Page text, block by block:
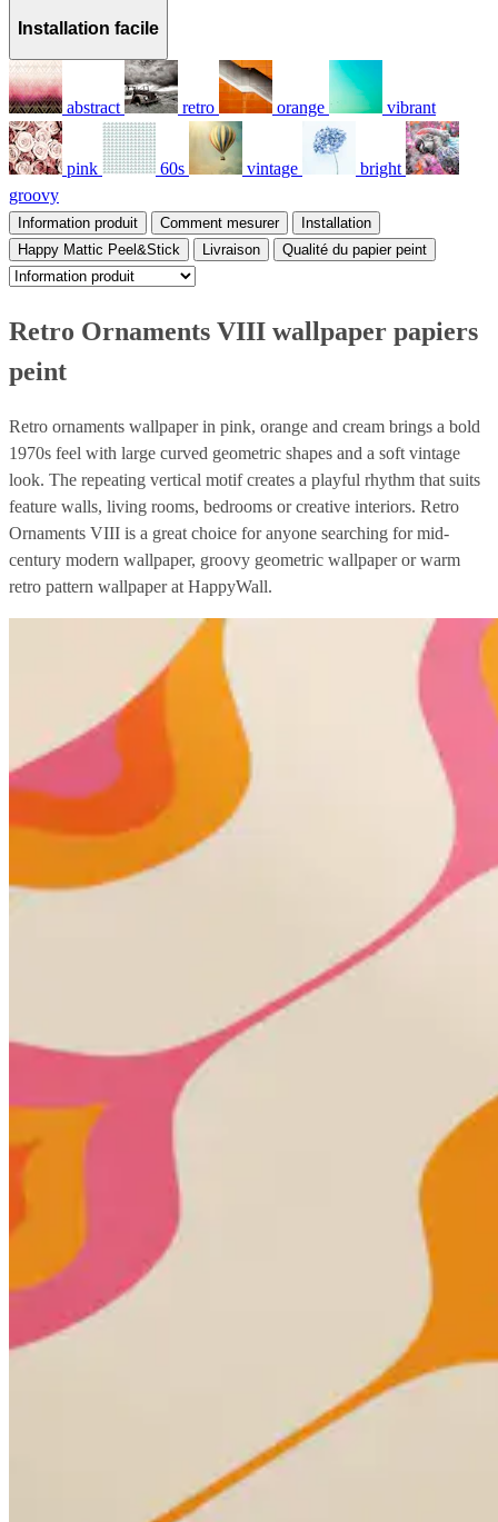
Installation facile
abstract retro orange vibrant
pink 60s vintage
bright
groovy
Information produit Comment mesurer
Installation
Happy Mattic Peel&Stick
Livraison Qualité du papier peint
Retro Ornaments VIII wallpaper papiers
peint
Retro ornaments wallpaper in pink, orange and cream brings a bold
1970s feel with large curved geometric shapes and a soft vintage
look. The repeating vertical motif creates a playful rhythm that suits
feature walls, living rooms, bedrooms or creative interiors. Retro
Ornaments VIII is a great choice for anyone searching for mid-
century modern wallpaper, groovy geometric wallpaper or warm
retro pattern wallpaper at HappyWall.